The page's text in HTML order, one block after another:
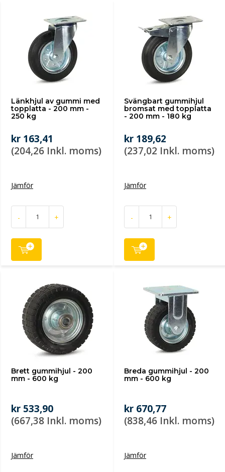
Länkhjul av gummi med
topplatta - 200 mm -
250 kg
kr 163,41
(204,26 Inkl. moms)
Jämför
- +
Svängbart gummihjul
bromsat med topplatta
- 200 mm - 180 kg
kr 189,62
(237,02 Inkl. moms)
Jämför
- +
Brett gummihjul - 200
mm - 600 kg
kr 533,90
(667,38 Inkl. moms)
Jämför
Breda gummihjul - 200
mm - 600 kg
kr 670,77
(838,46 Inkl. moms)
Jämför